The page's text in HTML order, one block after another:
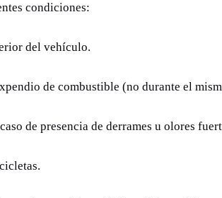
condiciones:
del vehículo.
de combustible (no durante el
de presencia de derrames u olores